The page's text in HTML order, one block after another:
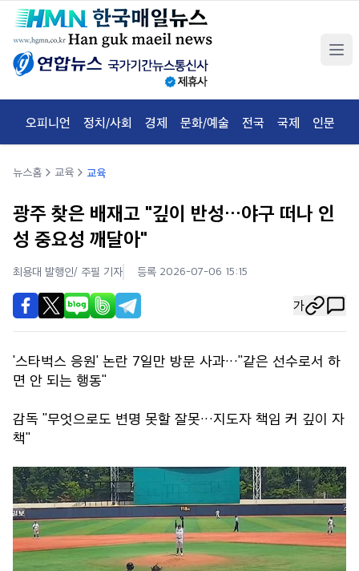
오피니언 정치/사회 경제 문화/예술 전국 국제 인문
뉴스홈 교육 교육
광주 찾은 배재고 "깊이 반성…야구 떠나 인
성 중요성 깨달아"
최용대 발행인/ 주필 기자 등록 2026-07-06 15:15
가
'스타벅스 응원' 논란 7일만 방문 사과…"같은 선수로서 하
면 안 되는 행동"
감독 "무엇으로도 변명 못할 잘못…지도자 책임 커 깊이 자
책"